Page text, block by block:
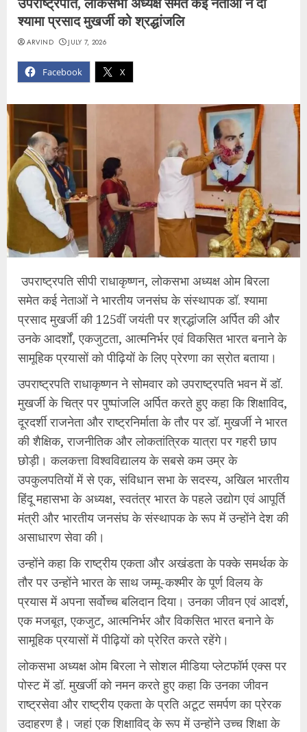
श्यामा प्रसाद मुखर्जी को श्रद्धांजलि
Facebook X
ARVIND JULY 7, 2026
उपराष्ट्रपति सीपी राधाकृष्णन, लोकसभा अध्यक्ष ओम बिरला
समेत कई नेताओं ने भारतीय जनसंघ के संस्थापक डॉ. श्यामा
प्रसाद मुखर्जी की 125वीं जयंती पर श्रद्धांजलि अर्पित की और
उनके आदर्शों, एकजुटता, आत्मनिर्भर एवं विकसित भारत बनाने के
सामूहिक प्रयासों को पीढ़ियों के लिए प्रेरणा का स्रोत बताया।
उपराष्ट्रपति राधाकृष्णन ने सोमवार को उपराष्ट्रपति भवन में डॉ.
मुखर्जी के चित्र पर पुष्पांजलि अर्पित करते हुए कहा कि शिक्षाविद,
दूरदर्शी राजनेता और राष्ट्रनिर्माता के तौर पर डॉ. मुखर्जी ने भारत
की शैक्षिक, राजनीतिक और लोकतांत्रिक यात्रा पर गहरी छाप
छोड़ी। कलकत्ता विश्वविद्यालय के सबसे कम उम्र के
उपकुलपतियों में से एक, संविधान सभा के सदस्य, अखिल भारतीय
हिंदू महासभा के अध्यक्ष, स्वतंत्र भारत के पहले उद्योग एवं आपूर्ति
मंत्री और भारतीय जनसंघ के संस्थापक के रूप में उन्होंने देश की
असाधारण सेवा की।
उन्होंने कहा कि राष्ट्रीय एकता और अखंडता के पक्के समर्थक के
तौर पर उन्होंने भारत के साथ जम्मू-कश्मीर के पूर्ण विलय के
प्रयास में अपना सर्वोच्च बलिदान दिया। उनका जीवन एवं आदर्श,
एक मजबूत, एकजुट, आत्मनिर्भर और विकसित भारत बनाने के
सामूहिक प्रयासों में पीढ़ियों को प्रेरित करते रहेंगे।
लोकसभा अध्यक्ष ओम बिरला ने सोशल मीडिया प्लेटफॉर्म एक्स पर
पोस्ट में डॉ. मुखर्जी को नमन करते हुए कहा कि उनका जीवन
राष्ट्रसेवा और राष्ट्रीय एकता के प्रति अटूट समर्पण का प्रेरक
उदाहरण है। जहां एक शिक्षाविद् के रूप में उन्होंने उच्च शिक्षा के